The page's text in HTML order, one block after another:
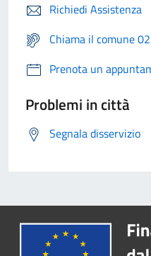
Richiedi Assistenza
Chiama il comune
Prenota un
Problemi in città
Segnala disservizio